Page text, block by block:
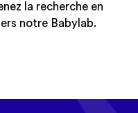
la recherche en
notre Babylab.